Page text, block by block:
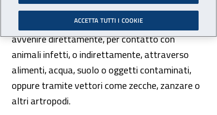
dagli animali all’uomo e causate principalmente
da batteri, virus e parassiti. La trasmissione può
avvenire direttamente, per contatto con
animali infetti, o indirettamente, attraverso
alimenti, acqua, suolo o oggetti contaminati,
oppure tramite vettori come zecche, zanzare o
altri artropodi.
ACCETTA TUTTI I COOKIE